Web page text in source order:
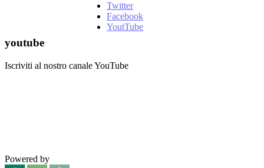
Twitter
Facebook
YoutTube
youtube
Iscriviti al nostro canale YouTube
Powered by